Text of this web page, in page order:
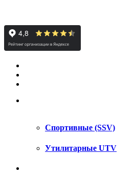
Спортивные (SSV)
Утилитарные UTV